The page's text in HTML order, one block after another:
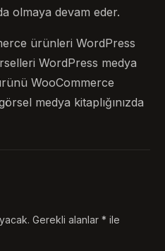
olmaya devam eder.
ürünleri WordPress
WordPress medya
WooCommerce
medya kitaplığınızda
Gerekli alanlar* ile